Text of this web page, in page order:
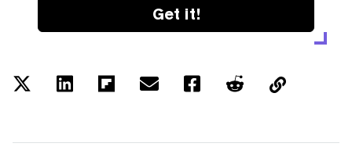
Get it!